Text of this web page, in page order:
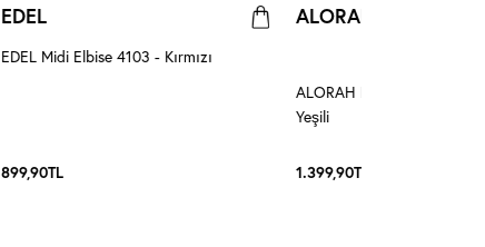
EDEL
EDEL Midi Elbise 4103 - Kırmızı
899,90TL
ALORAH
ALORAH Kemerli Midi
Yeşili
1.399,90TL